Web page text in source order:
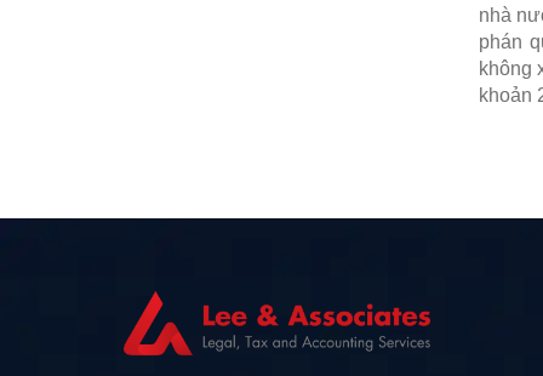
nhà
phán
không
khoản